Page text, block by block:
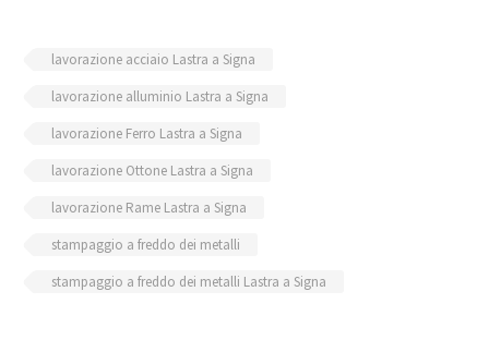
lavorazione acciaio Lastra a Signa
lavorazione alluminio Lastra a Signa
lavorazione Ferro Lastra a Signa
lavorazione Ottone Lastra a Signa
lavorazione Rame Lastra a Signa
stampaggio a freddo dei metalli
stampaggio a freddo dei metalli Lastra a Signa